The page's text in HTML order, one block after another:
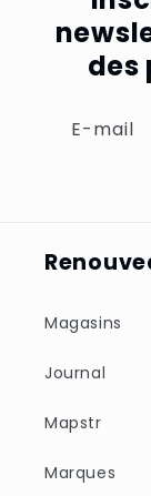
des
E-mail
Magasins
Journal
Mapstr
Marques